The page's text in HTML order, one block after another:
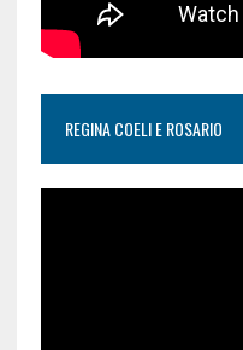
REGINA COELI E ROSARIO